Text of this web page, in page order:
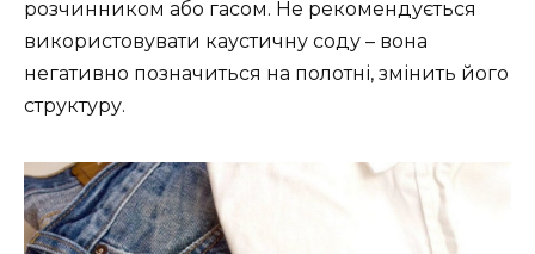
розчинником або гасом. Не рекомендується
використовувати каустичну соду – вона
негативно позначиться на полотні, змінить його
структуру.